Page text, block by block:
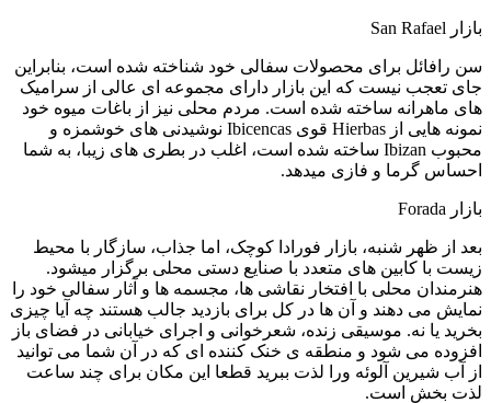
بازار San Rafael
سن رافائل برای محصولات سفالی خود شناخته شده است، بنابراین
جای تعجب نیست که این بازار دارای مجموعه ای عالی از سرامیک
های ماهرانه ساخته شده است. مردم محلی نیز از باغات میوه خود
نمونه هایی از Hierbas قوی Ibicencas نوشیدنی های خوشمزه و
محبوب Ibizan ساخته شده است، اغلب در بطری های زیبا، به شما
احساس گرما و فازی میدهد.
بازار Forada
بعد از ظهر شنبه، بازار فورادا کوچک، اما جذاب، سازگار با محیط
زیست با کابین های متعدد با صنایع دستی محلی برگزار میشود.
هنرمندان محلی با افتخار نقاشی ها، مجسمه ها و آثار سفالی خود را
نمایش می دهند و آن ها در کل برای بازدید جالب هستند چه آیا چیزی
بخرید یا نه. موسیقی زنده، شعرخوانی و اجرای خیابانی در فضای باز
افزوده می شود و منطقه ی خنک کننده ای که در آن شما می توانید
از آب شیرین آلوئه ورا لذت ببرید قطعا این مکان برای چند ساعت
لذت بخش است.